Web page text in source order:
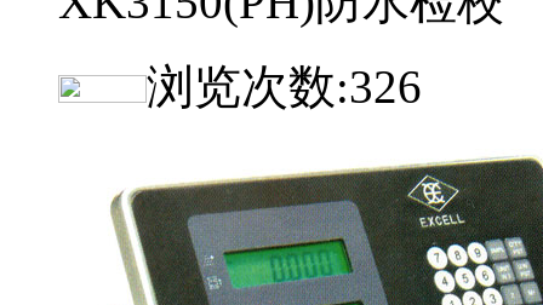
浏览次数:326